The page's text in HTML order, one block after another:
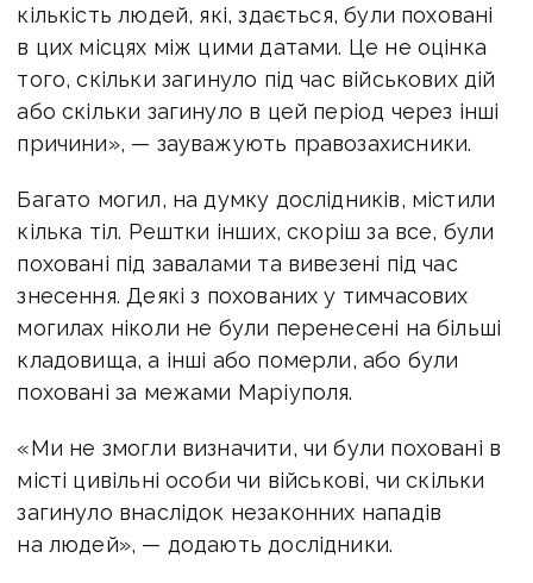
кількість людей, які, здається, були поховані
в цих місцях між цими датами. Це не оцінка
того, скільки загинуло під час військових дій
або скільки загинуло в цей період через інші
причини», — зауважують правозахисники.
Багато могил, на думку дослідників, містили
кілька тіл. Рештки інших, скоріш за все, були
поховані під завалами та вивезені під час
знесення. Деякі з похованих у тимчасових
могилах ніколи не були перенесені на більші
кладовища, а інші або померли, або були
поховані за межами Маріуполя.
«Ми не змогли визначити, чи були поховані в
місті цивільні особи чи військові, чи скільки
загинуло внаслідок незаконних нападів
на людей», — додають дослідники.